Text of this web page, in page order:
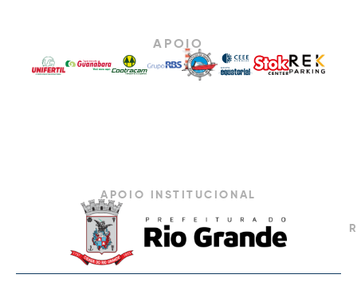
APOIO
APOIO INSTITUCIONAL